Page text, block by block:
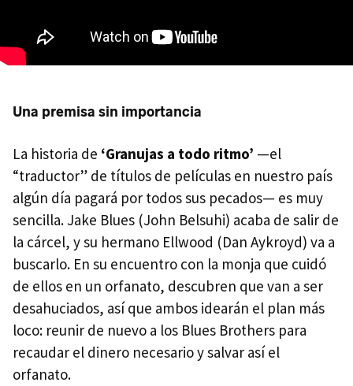
Una premisa sin importancia
La historia de ‘Granujas a todo ritmo’ —el
“traductor” de títulos de películas en nuestro país
algún día pagará por todos sus pecados— es muy
sencilla. Jake Blues (John Belsuhi) acaba de salir de
la cárcel, y su hermano Ellwood (Dan Aykroyd) va a
buscarlo. En su encuentro con la monja que cuidó
de ellos en un orfanato, descubren que van a ser
desahuciados, así que ambos idearán el plan más
loco: reunir de nuevo a los Blues Brothers para
recaudar el dinero necesario y salvar así el
orfanato.